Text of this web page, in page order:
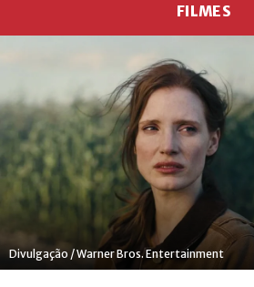
FILMES
Divulgação / Warner Bros. Entertainment